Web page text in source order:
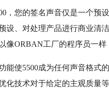
，您的签名声音仅是一个预
设、对处理产品进行商业清
像ORBAN工厂的程序员一样
能使5500成为任何声音格式
化技术对于给定的主观质量